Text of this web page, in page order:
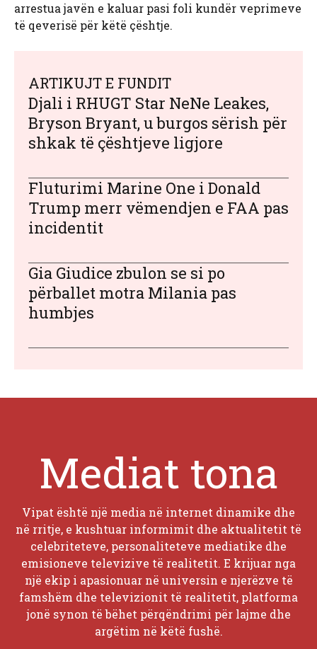
arrestua javën e kaluar pasi foli kundër veprimeve
të qeverisë për këtë çështje.
ARTIKUJT E FUNDIT
Djali i RHUGT Star NeNe Leakes,
Bryson Bryant, u burgos sërish për
shkak të çështjeve ligjore
Fluturimi Marine One i Donald
Trump merr vëmendjen e FAA pas
incidentit
Gia Giudice zbulon se si po
përballet motra Milania pas
humbjes
Mediat tona
Vipat është një media në internet dinamike dhe
në rritje, e kushtuar informimit dhe aktualitetit të
celebriteteve, personaliteteve mediatike dhe
emisioneve televizive të realitetit. E krijuar nga
një ekip i apasionuar në universin e njerëzve të
famshëm dhe televizionit të realitetit, platforma
jonë synon të bëhet përqëndrimi për lajme dhe
argëtim në këtë fushë.